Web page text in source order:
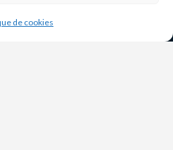
de cookies